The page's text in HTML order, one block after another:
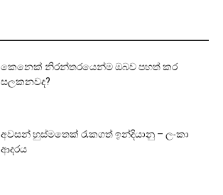
කෙනෙක් නිරන්තරයෙන්ම ඔබව පහත් කර
සලකනවද?
අවසන් හුස්මතෙක් රැකගත් ඉන්දියානු – ලංකා
ආදරය